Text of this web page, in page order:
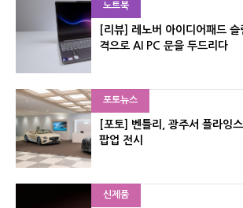
노트북
[리뷰] 레노버 아이디어패드
격으로 AI PC 문을 두드리다
포토뉴스
[포토] 벤틀리, 광주서 플라잉
팝업 전시
신제품